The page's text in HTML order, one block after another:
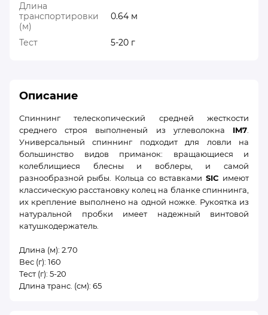
Длина
транспортировки
(м)
0.64 м
Тест 5-20 г
Описание
Спиннинг телескопический средней жесткости
среднего строя выполненый из углеволокна IM7
Универсальный спиннинг подходит для ловли на
большинство видов приманок: вращающиеся и
колеблищиеся блесны и воблеры, и самой
разнообразной рыбы. Кольца со вставками SIC имеют
классическую расстановку колец на бланке спиннинга,
их крепление выполнено на одной ножке. Рукоятка из
натуральной пробки имеет надежный винтовой
катушкодержатель.
Длина (м): 2.70
Вес (г): 160
Тест (г): 5-20
Длина транс. (см): 65